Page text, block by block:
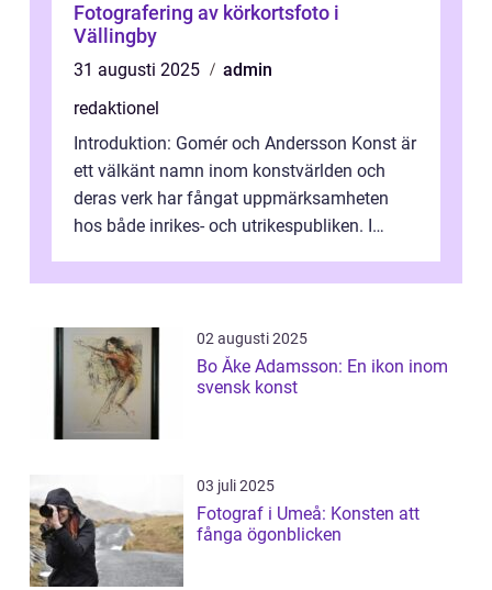
Fotografering av körkortsfoto i
Vällingby
31 augusti 2025
admin
redaktionel
Introduktion: Gomér och Andersson Konst är
ett välkänt namn inom konstvärlden och
deras verk har fångat uppmärksamheten
hos både inrikes- och utrikespubliken. I
02 augusti 2025
Bo Åke Adamsson: En ikon inom
svensk konst
03 juli 2025
Fotograf i Umeå: Konsten att
fånga ögonblicken